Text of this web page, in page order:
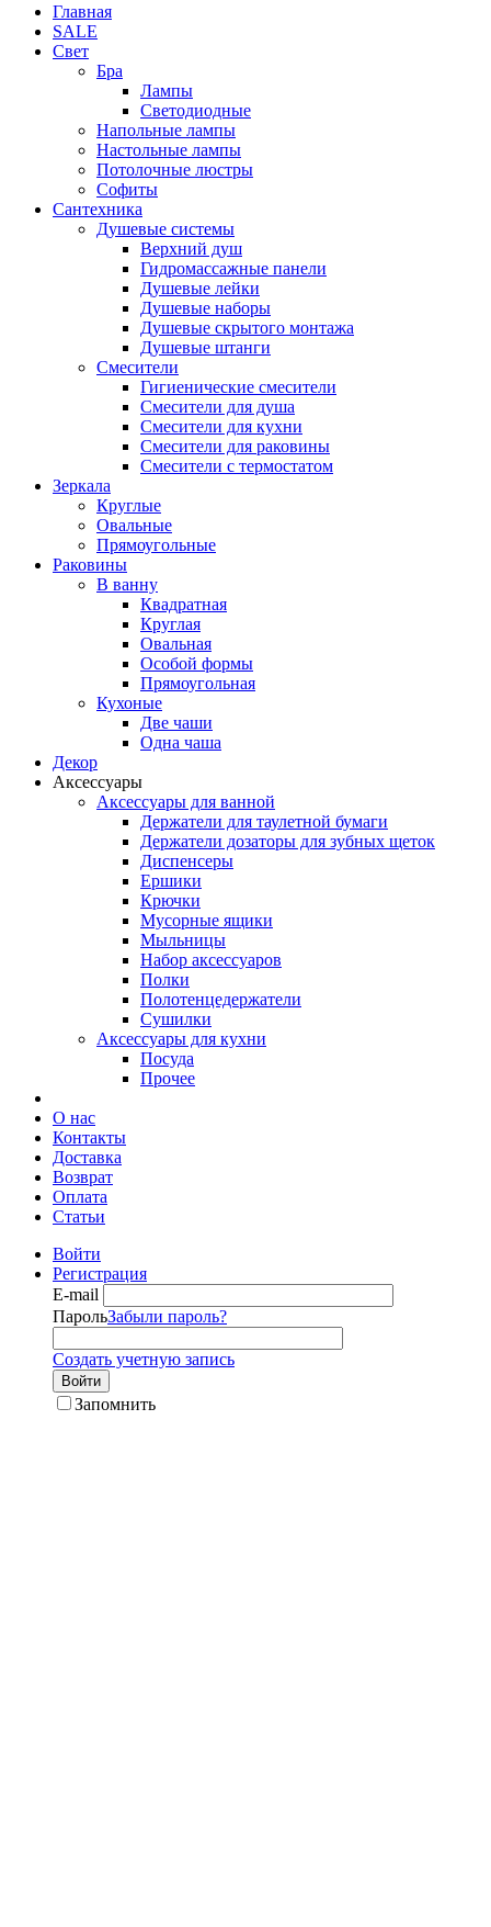
Главная
SALE
Свет
Бра
Лампы
Светодиодные
Напольные лампы
Настольные лампы
Потолочные люстры
Софиты
Сантехника
Душевые системы
Верхний душ
Гидромассажные панели
Душевые лейки
Душевые наборы
Душевые скрытого монтажа
Душевые штанги
Смесители
Гигиенические смесители
Смесители для душа
Смесители для кухни
Смесители для раковины
Смесители с термостатом
Зеркала
Круглые
Овальные
Прямоугольные
Раковины
В ванну
Квадратная
Круглая
Овальная
Особой формы
Прямоугольная
Кухоные
Две чаши
Одна чаша
Декор
Аксессуары
Аксессуары для ванной
Держатели для таулетной бумаги
Держатели дозаторы для зубных щеток
Диспенсеры
Ершики
Крючки
Мусорные ящики
Мыльницы
Набор аксессуаров
Полки
Полотенцедержатели
Сушилки
Аксессуары для кухни
Посуда
Прочее
О нас
Контакты
Доставка
Возврат
Оплата
Статьи
Войти
Регистрация
E-mail
ПарольЗабыли пароль?
Создать учетную запись
Войти
Запомнить